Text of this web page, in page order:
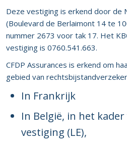
Deze vestiging is erkend door de
(Boulevard de Berlaimont 14 te
nummer 2673 voor tak 17. Het
vestiging is 0760.541.663.
CFDP Assurances is erkend om
gebied van
In Frankrijk
In België, in het
vestiging (LE),